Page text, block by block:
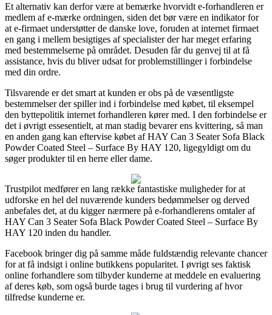
Et alternativ kan derfor være at bemærke hvorvidt e-forhandleren er
medlem af e-mærke ordningen, siden det bør være en indikator for
at e-firmaet understøtter de danske love, foruden at internet firmaet
en gang i mellem besigtiges af specialister der har meget erfaring
med bestemmelserne på området. Desuden får du genvej til at få
assistance, hvis du bliver udsat for problemstillinger i forbindelse
med din ordre.
Tilsvarende er det smart at kunden er obs på de væsentligste
bestemmelser der spiller ind i forbindelse med købet, til eksempel
den byttepolitik internet forhandleren kører med. I den forbindelse er
det i øvrigt essesentielt, at man stadig bevarer ens kvittering, så man
en anden gang kan eftervise købet af HAY Can 3 Seater Sofa Black
Powder Coated Steel – Surface By HAY 120, ligegyldigt om du
søger produkter til en herre eller dame.
Trustpilot medfører en lang række fantastiske muligheder for at
udforske en hel del nuværende kunders bedømmelser og derved
anbefales det, at du kigger nærmere på e-forhandlerens omtaler af
HAY Can 3 Seater Sofa Black Powder Coated Steel – Surface By
HAY 120 inden du handler.
Facebook bringer dig på samme måde fuldstændig relevante chancer
for at få indsigt i online butikkens popularitet. I øvrigt ses faktisk
online forhandlere som tilbyder kunderne at meddele en evaluering
af deres køb, som også burde tages i brug til vurdering af hvor
tilfredse kunderne er.